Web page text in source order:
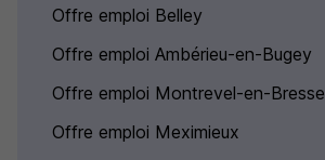
Offre emploi Belley
Offre emploi Ambérieu-en-Bugey
Offre emploi Montrevel-en-Bresse
Offre emploi Meximieux